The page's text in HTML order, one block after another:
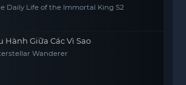
Daily Life of the Immortal King S2
Hành Giữa Các Vì Sao
Wanderer